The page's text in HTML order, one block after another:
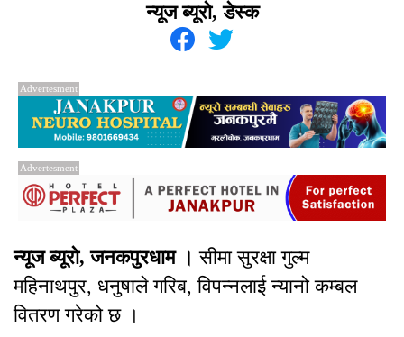
न्यूज ब्यूरो, डेस्क
Advertesment
Advertesment
न्यूज ब्यूरो, जनकपुरधाम । सीमा सुरक्षा गुल्म
महिनाथपुर, धनुषाले गरिब, विपन्नलाई न्यानो कम्बल
वितरण गरेको छ ।